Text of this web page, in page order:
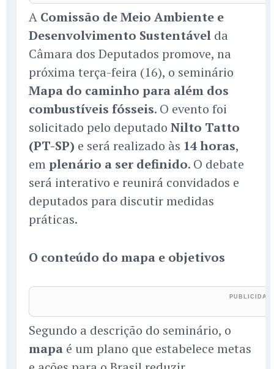
A Comissão de Meio Ambiente e
Desenvolvimento Sustentável da
Câmara dos Deputados promove, na
próxima terça-feira (16), o seminário
Mapa do caminho para além dos
combustíveis fósseis. O evento foi
solicitado pelo deputado Nilto Tatto
(PT-SP) e será realizado às 14 horas,
emplenário a ser definido. O debate
será interativo e reunirá convidados e
deputados para discutir medidas
práticas.
O conteúdo do mapa e objetivos
Segundo a descrição do seminário, o
mapa é um plano que estabelece metas